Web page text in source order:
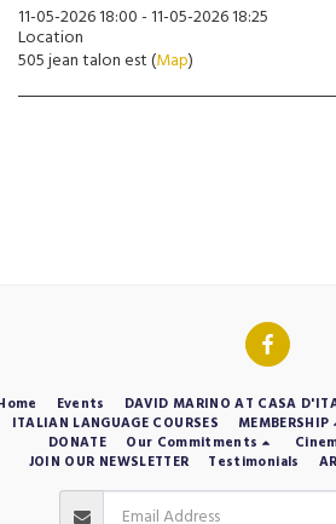
11-05-2026 18:00 - 11-05-2026 18:25
Location
505 jean talon est (Map)
Events DAVID MARINO AT CASA
ITALIAN LANGUAGE COURSES
MEMBERSHIP
DONATE
Our Commitments
JOIN OUR NEWSLETTER
Testimonials